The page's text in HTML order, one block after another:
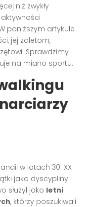
niż zwykły
poniższym artykule
jej zaletom,
Sprawdzimy
na miano sportu.
w latach 30. XX
jako dyscypliny
służył jako letni
, którzy poszukiwali